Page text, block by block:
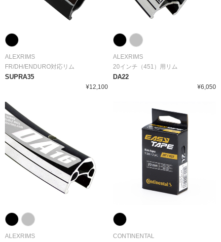
ALEXRIMS
FR/DH/ENDURO対応リム
SUPRA35
¥12,100
ALEXRIMS
20インチ（451）用リム
DA22
¥6,050
ALEXRIMS
CONTINENTAL